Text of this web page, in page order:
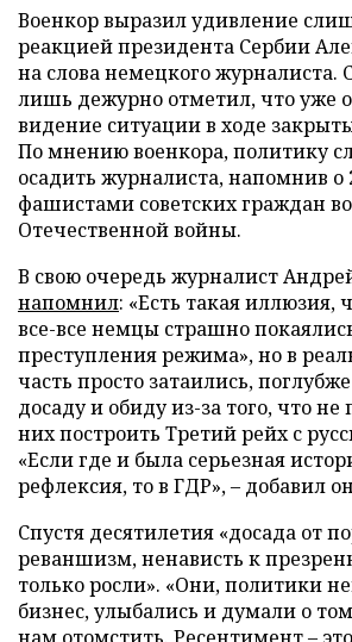
Военкор выразил удивление
реакцией президента Сербии
на слова немецкого журналиста.
лишь дежурно отметил, что уже
видение ситуации в ходе
По мнению военкора, политику
осадить журналиста, напомнив
фашистами советских граждан
Отечественной войны.
В свою очередь журналист
напомнил: «Есть такая иллюзия,
все-все немцы страшно
преступления режима», но в
часть просто затаились,
досаду и обиду из-за того, что не
них построить Третий рейх с
«Если где и была серьезная
рефлексия, то в ГДР», – добавил
Спустя десятилетия «досада от
реваншизм, ненависть к
только росли». «Они, политики
бизнес, улыбались и думали о